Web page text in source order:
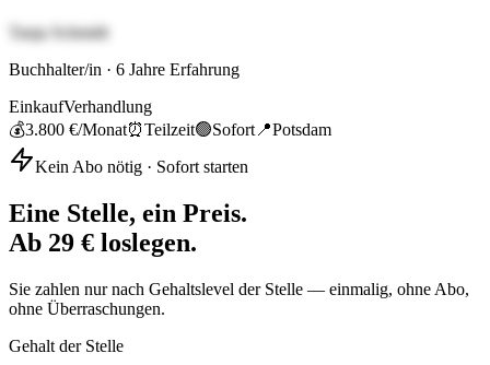
Tanja Schmidt
Buchhalter/in · 6 Jahre Erfahrung
EinkaufVerhandlung
💰3.800 €/Monat⏰Teilzeit🟢Sofort 📍Potsdam
Kein Abo nötig · Sofort starten
Eine Stelle, ein Preis.
Ab 29 € loslegen.
Sie zahlen nur nach Gehaltslevel der Stelle — einmalig, ohne Abo,
ohne Überraschungen.
Gehalt der Stelle